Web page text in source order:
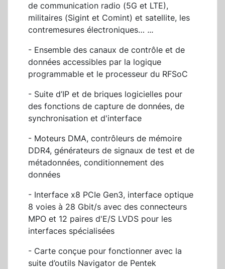
de communication radio (5G et LTE),
militaires (Sigint et Comint) et satellite, les
contremesures électroniques… ...
- Ensemble des canaux de contrôle et de
données accessibles par la logique
programmable et le processeur du RFSoC
- Suite d’IP et de briques logicielles pour
des fonctions de capture de données, de
synchronisation et d'interface
- Moteurs DMA, contrôleurs de mémoire
DDR4, générateurs de signaux de test et de
métadonnées, conditionnement des
données
- Interface x8 PCIe Gen3, interface optique
8 voies à 28 Gbit/s avec des connecteurs
MPO et 12 paires d'E/S LVDS pour les
interfaces spécialisées
- Carte conçue pour fonctionner avec la
suite d’outils Navigator de Pentek